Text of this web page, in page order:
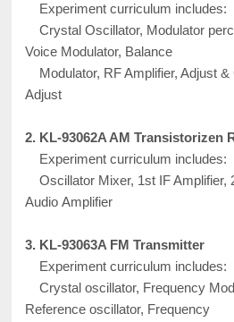
Experiment curriculum includes:
Crystal Oscillator, Modulator
Voice Modulator, Balance
Modulator, RF Amplifier, Adjust
Adjust
2. KL-93062A AM Transistorizen
Experiment curriculum includes:
Oscillator Mixer, 1st IF Amplifier,
Audio Amplifier
3. KL-93063A FM Transmitter
Experiment curriculum includes:
Crystal oscillator, Frequency
Reference oscillator, Frequency